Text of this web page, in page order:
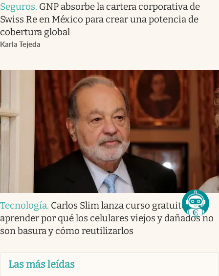
Seguros. GNP absorbe la cartera corporativa de
Swiss Re en México para crear una potencia de
cobertura global
Karla Tejeda
Tecnología. Carlos Slim lanza curso gratuito para
aprender por qué los celulares viejos y dañados no
son basura y cómo reutilizarlos
Las más leídas